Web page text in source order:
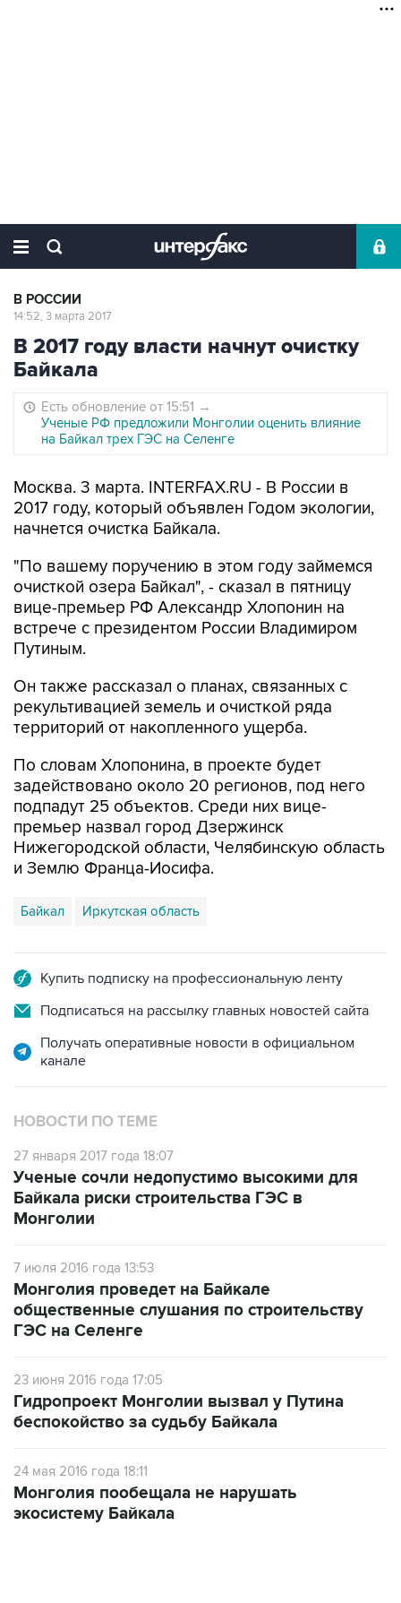
В РОССИИ
14:52, 3 марта 2017
В 2017 году власти начнут очистку
Байкала
Есть обновление от 15:51 →
Ученые РФ предложили Монголии оценить влияние
на Байкал трех ГЭС на Селенге
Москва. 3 марта. INTERFAX.RU - В России в
2017 году, который объявлен Годом экологии,
начнется очистка Байкала.
"По вашему поручению в этом году займемся
очисткой озера Байкал", - сказал в пятницу
вице-премьер РФ Александр Хлопонин на
встрече с президентом России Владимиром
Путиным.
Он также рассказал о планах, связанных с
рекультивацией земель и очисткой ряда
территорий от накопленного ущерба.
По словам Хлопонина, в проекте будет
задействовано около 20 регионов, под него
подпадут 25 объектов. Среди них вице-
премьер назвал город Дзержинск
Нижегородской области, Челябинскую область
и Землю Франца-Иосифа.
Байкал Иркутская область
Купить подписку на профессиональную ленту
Подписаться на рассылку главных новостей сайта
Получать оперативные новости в официальном
канале
НОВОСТИ ПО ТЕМЕ
27 января 2017 года 18:07
Ученые сочли недопустимо высокими для
Байкала риски строительства ГЭС в
Монголии
7 июля 2016 года 13:53
Монголия проведет на Байкале
общественные слушания по строительству
ГЭС на Селенге
23 июня 2016 года 17:05
Гидропроект Монголии вызвал у Путина
беспокойство за судьбу Байкала
24 мая 2016 года 18:11
Монголия пообещала не нарушать
экосистему Байкала